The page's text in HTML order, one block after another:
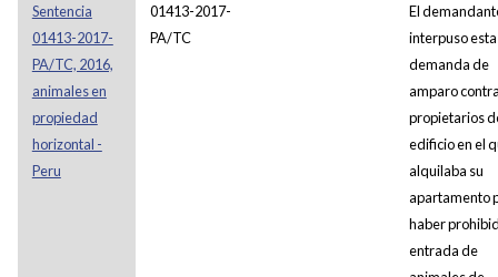
Sentencia
01413-2017-
PA/TC, 2016,
animales en
propiedad
horizontal -
Peru
01413-2017-
PA/TC
El
interpuso esta
demanda de
amparo
propietarios
edificio en el
alquilaba su
apartamento
haber
entrada de